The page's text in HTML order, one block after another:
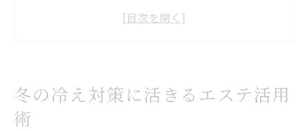
香椎エリアのエステで叶う温活ケアの効果
エステサロンで体質改善を目指す冬のポイ
冬の冷え対策に活きるエステ活用
術